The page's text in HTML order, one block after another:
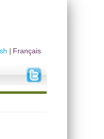
Français